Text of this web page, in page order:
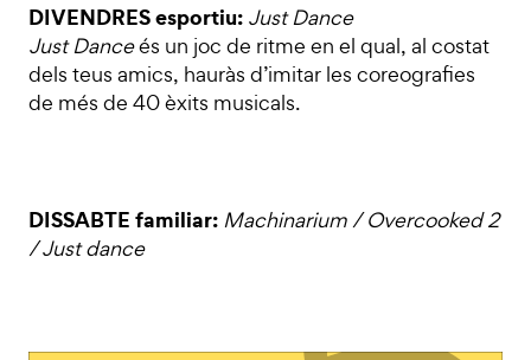
DIVENDRES esportiu: Just Dance
Just Danceés un joc de ritme en el qual, al costat
dels teus amics, hauràs d’imitar les coreografies
de més de 40 èxits musicals.
DISSABTE familiar: Machinarium / Overcooked 2
/ Just dance